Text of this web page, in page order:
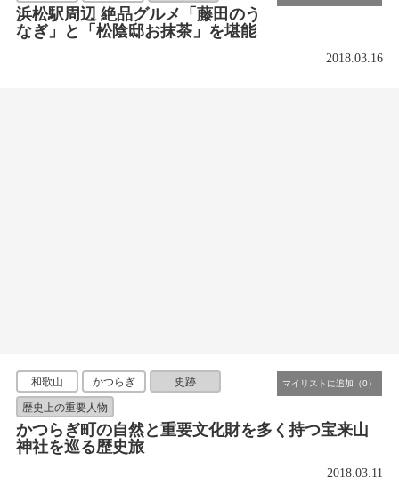
浜松駅周辺 絶品グルメ「藤田のう
なぎ」と「松陰邸お抹茶」を堪能
2018.03.16
和歌山 かつらぎ 史跡
歴史上の重要人物
かつらぎ町の自然と重要文化財を多く持つ宝来山
神社を巡る歴史旅
2018.03.11